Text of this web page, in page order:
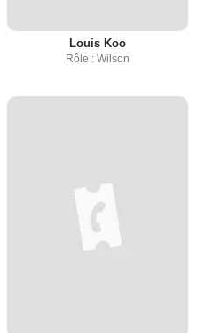
Louis Koo
Rôle : Wilson